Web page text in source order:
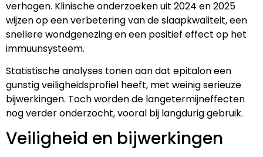
verhogen. Klinische onderzoeken uit 2024 en 2025
wijzen op een verbetering van de slaapkwaliteit, een
snellere wondgenezing en een positief effect op het
immuunsysteem.
Statistische analyses tonen aan dat epitalon een
gunstig veiligheidsprofiel heeft, met weinig serieuze
bijwerkingen. Toch worden de langetermijneffecten
nog verder onderzocht, vooral bij langdurig gebruik.
Veiligheid en bijwerkingen